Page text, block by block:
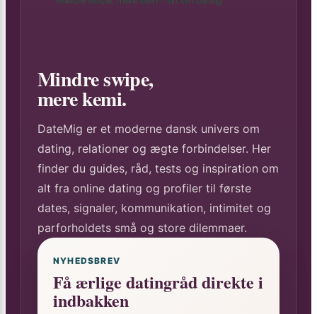
Mindre swipe,
mere kemi.
DateMig er et moderne dansk univers om
dating, relationer og ægte forbindelser. Her
finder du guides, råd, tests og inspiration om
alt fra online dating og profiler til første
dates, signaler, kommunikation, intimitet og
parforholdets små og store dilemmaer.
NYHEDSBREV
Få ærlige datingråd direkte i
indbakken